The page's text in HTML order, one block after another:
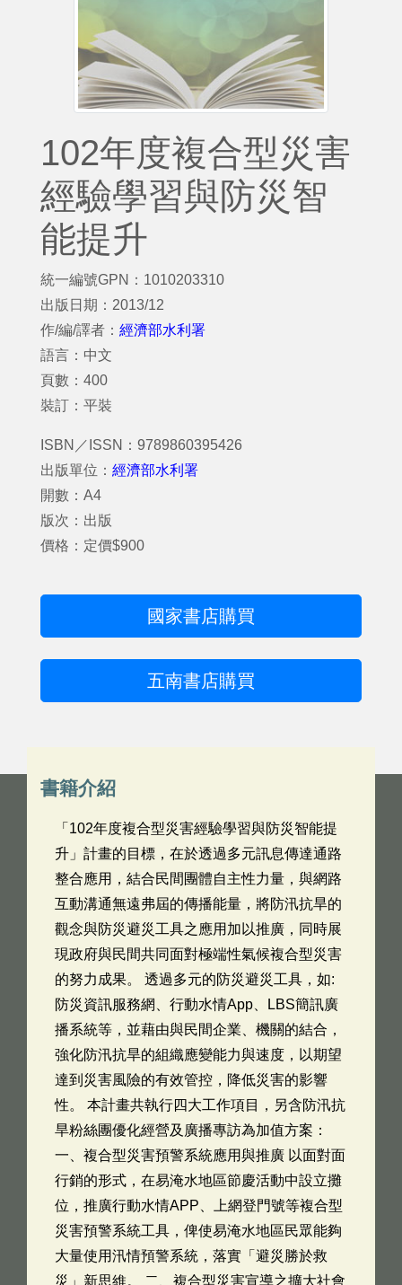
102年度複合型災害
經驗學習與防災智
能提升
統一編號GPN：1010203310
出版日期：2013/12
作/編/譯者： 經濟部水利署
語言：中文
頁數：400
裝訂：平裝
ISBN／ISSN：9789860395426
出版單位： 經濟部水利署
開數：A4
版次：出版
價格：定價$900
國家書店購買
五南書店購買
書籍介紹
「102年度複合型災害經驗學習與防災智能提
升」計畫的目標，在於透過多元訊息傳達通路
整合應用，結合民間團體自主性力量，與網路
互動溝通無遠弗屆的傳播能量，將防汛抗旱的
觀念與防災避災工具之應用加以推廣，同時展
現政府與民間共同面對極端性氣候複合型災害
的努力成果。 透過多元的防災避災工具，如:
防災資訊服務網、行動水情App、LBS簡訊廣
播系統等，並藉由與民間企業、機關的結合，
強化防汛抗旱的組織應變能力與速度，以期望
達到災害風險的有效管控，降低災害的影響
性。 本計畫共執行四大工作項目，另含防汛抗
旱粉絲團優化經營及廣播專訪為加值方案：
一、複合型災害預警系統應用與推廣 以面對面
行銷的形式，在易淹水地區節慶活動中設立攤
位，推廣行動水情APP、上網登門號等複合型
災害預警系統工具，俾使易淹水地區民眾能夠
大量使用汛情預警系統，落實「避災勝於救
災」新思維。 二、複合型災害宣導之擴大社會